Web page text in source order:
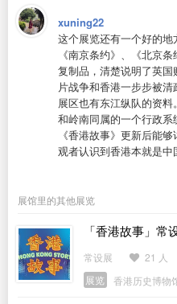
xuning22
这个展览还有一个好的
《南京条约》、《北京
复制品，清楚说明了英
片战争和香港一步步被
展区也有东江纵队的资
和岭南同属的一个行政
《香港故事》更新后能
观者认识到香港本就是中
展馆里的其他展览
「香港故事」常
常设展 21 人
展览
香港历史博物